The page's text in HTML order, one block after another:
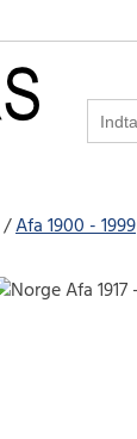
Afa 1900 - 1999